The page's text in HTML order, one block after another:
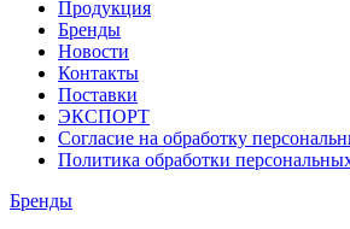
Продукция
Бренды
Новости
Контакты
Поставки
ЭКСПОРТ
Согласие на обработку
Политика обработки
Бренды